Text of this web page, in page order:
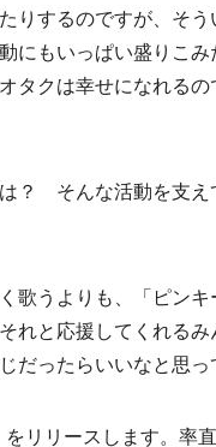
りするのですが、そ
にもいっぱい盛りこ
クは幸せになれるの
？ そんな活動を支え
歌うよりも、「ピン
れと応援してくれる
だったらいいなと思っ
リリースします。率